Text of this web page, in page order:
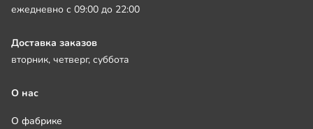
ежедневно с 09:00 до 22:00
Доставка заказов
вторник, четверг, суббота
О нас
О фабрике